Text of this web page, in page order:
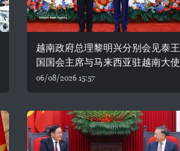
越南政府总理黎明兴分别会见泰王
国国会主席与马来西亚驻越南大使
06/08/2026 15:57